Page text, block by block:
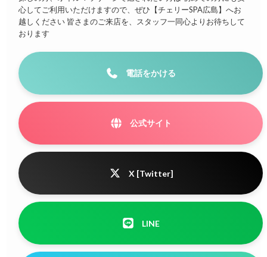
心してご利用いただけますので、ぜひ【チェリーSPA広島】へお
越しください 皆さまのご来店を、スタッフ一同心よりお待ちして
おります
電話をかける
公式サイト
X [Twitter]
LINE